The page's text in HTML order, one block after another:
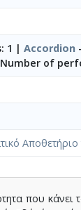
1 | Accordion
of
που